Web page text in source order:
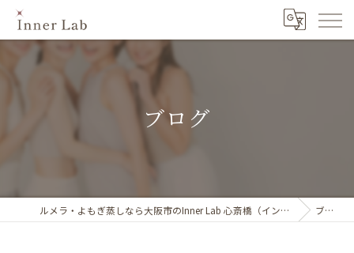
ブログ
ルメラ・よもぎ蒸しなら大阪市のInner Lab 心斎橋（インナーラボ心斎橋） ブログ